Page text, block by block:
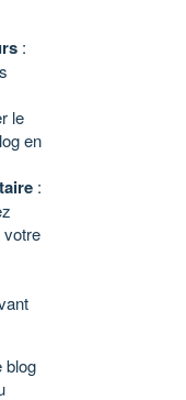
:
le
en
:
votre
blog